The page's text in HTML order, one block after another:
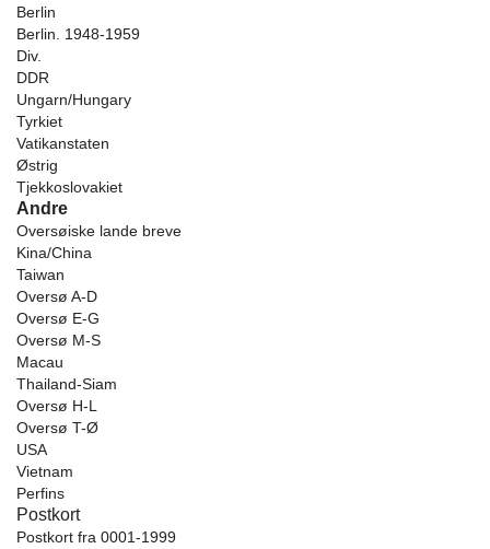
Berlin
Berlin. 1948-1959
Div.
DDR
Ungarn/Hungary
Tyrkiet
Vatikanstaten
Østrig
Tjekkoslovakiet
Andre
Oversøiske lande breve
Kina/China
Taiwan
Oversø A-D
Oversø E-G
Oversø M-S
Macau
Thailand-Siam
Oversø H-L
Oversø T-Ø
USA
Vietnam
Perfins
Postkort
Postkort fra 0001-1999